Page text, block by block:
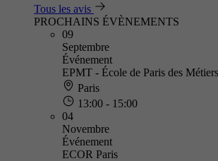
Tous les avis
PROCHAINS ÉVÈNEMENTS
09
Septembre
Événement
EPMT - École de Paris des
Paris
13:00 - 15:00
04
Novembre
Événement
ECOR Paris